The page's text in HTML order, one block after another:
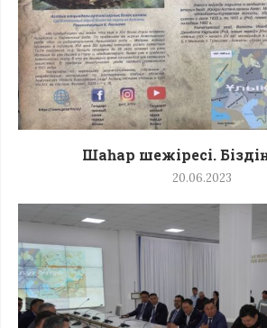
Шаһар шежіресі.
20.06.2023